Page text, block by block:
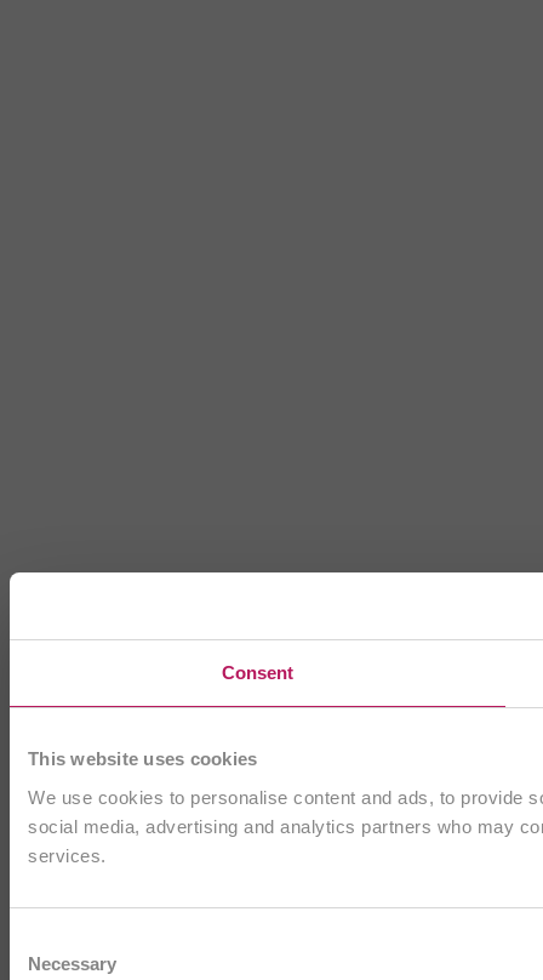
Consent
This website uses cookies
We use cookies to personalise content and ads, to provide
social media, advertising and analytics partners who may
services.
Selection
Necessary